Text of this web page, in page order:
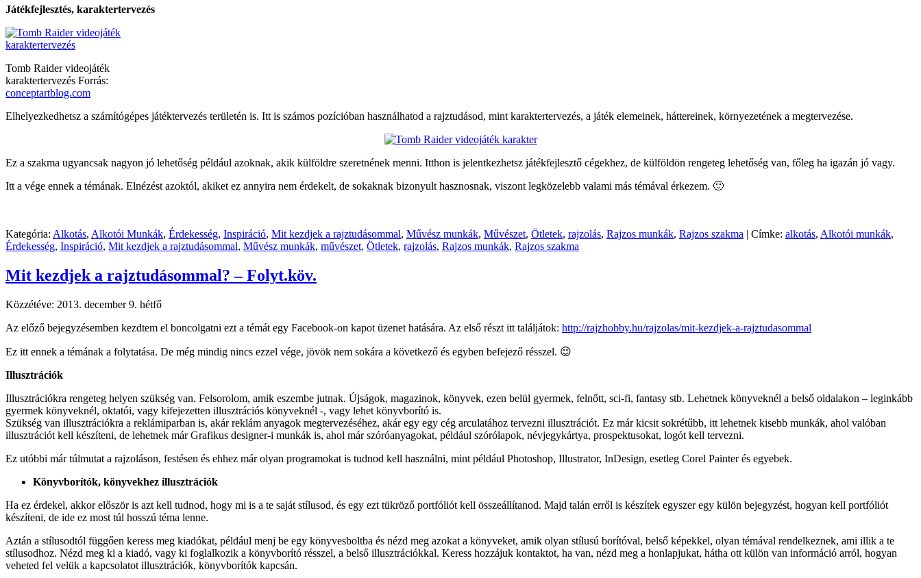
Játékfejlesztés, karaktertervezés
Tomb Raider videojáték
karaktertervezés Forrás:
conceptartblog.com
Elhelyezkedhetsz a számítógépes játéktervezés területén is. Itt is számos pozícióban használhatod a rajztudásod, mint karaktertervezés, a játék elemeinek, háttereinek, környezetének a megtervezése.
Ez a szakma ugyancsak nagyon jó lehetőség például azoknak, akik külföldre szeretnének menni. Itthon is jelentkezhetsz játékfejlesztő cégekhez, de külföldön rengeteg lehetőség van, főleg ha igazán jó vagy.
Itt a vége ennek a témának. Elnézést azoktól, akiket ez annyira nem érdekelt, de sokaknak bizonyult hasznosnak, viszont legközelebb valami más témával érkezem. 🙂
Kategória: Alkotás, Alkotói Munkák, Érdekesség, Inspiráció, Mit kezdjek a rajztudásommal, Művész munkák, Művészet, Ötletek, rajzolás, Rajzos munkák, Rajzos szakma | Címke: alkotás, Alkotói munkák,
Érdekesség, Inspiráció, Mit kezdjek a rajztudásommal, Művész munkák, művészet, Ötletek, rajzolás, Rajzos munkák, Rajzos szakma
Mit kezdjek a rajztudásommal? – Folyt.köv.
Közzétéve: 2013. december 9. hétfő
Az előző bejegyzésemben kezdtem el boncolgatni ezt a témát egy Facebook-on kapot üzenet hatására. Az első részt itt találjátok: http://rajzhobby.hu/rajzolas/mit-kezdjek-a-rajztudasommal
Ez itt ennek a témának a folytatása. De még mindig nincs ezzel vége, jövök nem sokára a következő és egyben befejező résszel. 😉
Illusztrációk
Illusztrációkra rengeteg helyen szükség van. Felsorolom, amik eszembe jutnak. Újságok, magazinok, könyvek, ezen belül gyermek, felnőtt, sci-fi, fantasy stb. Lehetnek könyveknél a belső oldalakon – leginkább
gyermek könyveknél, oktatói, vagy kifejezetten illusztrációs könyveknél -, vagy lehet könyvborító is.
Szükség van illusztrációkra a reklámiparban is, akár reklám anyagok megtervezéséhez, akár egy egy cég arculatához tervezni illusztrációt. Ez már kicsit sokrétűbb, itt lehetnek kisebb munkák, ahol valóban
illusztrációt kell készíteni, de lehetnek már Grafikus designer-i munkák is, ahol már szóróanyagokat, például szórólapok, névjegykártya, prospektusokat, logót kell tervezni.
Ez utóbbi már túlmutat a rajzoláson, festésen és ehhez már olyan programokat is tudnod kell használni, mint például Photoshop, Illustrator, InDesign, esetleg Corel Painter és egyebek.
Könyvborítók, könyvekhez illusztrációk
Ha ez érdekel, akkor először is azt kell tudnod, hogy mi is a te saját stílusod, és egy ezt tükröző portfóliót kell összeállítanod. Majd talán erről is készítek egyszer egy külön bejegyzést, hogyan kell portfóliót
készíteni, de ide ez most túl hosszú téma lenne.
Aztán a stílusodtól függően keress meg kiadókat, például menj be egy könyvesboltba és nézd meg azokat a könyveket, amik olyan stílusú borítóval, belső képekkel, olyan témával rendelkeznek, ami illik a te
stílusodhoz. Nézd meg ki a kiadó, vagy ki foglalkozik a könyvborító résszel, a belső illusztrációkkal. Keress hozzájuk kontaktot, ha van, nézd meg a honlapjukat, hátha ott külön van információ arról, hogyan
veheted fel velük a kapcsolatot illusztrációk, könyvborítók kapcsán.